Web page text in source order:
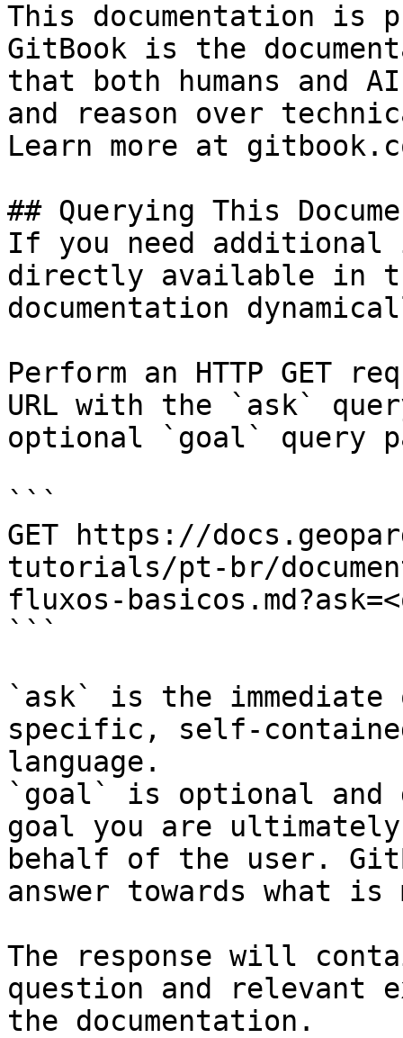
This documentation is
GitBook is the
that both humans and
and reason over
Learn more at
## Querying This
If you need
directly available in
documentation
Perform an HTTP GET
URL with the `ask`
optional `goal` query
```
GET https://
tutorials/pt-br/
fluxos-
```
`ask` is the
specific, self-
language.
`goal` is optional and
goal you are
behalf of the user.
answer towards what
The response will
question and relevant
the documentation.